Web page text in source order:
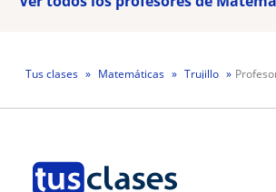
Tus clases Matemáticas Trujillo